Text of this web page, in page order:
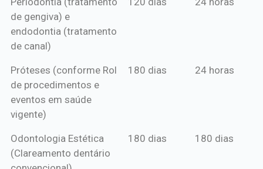
de gengiva) e
endodontia (tratamento
de canal)
Próteses (conforme Rol
de procedimentos e
eventos em saúde
vigente)
180 dias 24 horas
Odontologia Estética
(Clareamento dentário
180 dias 180 dias